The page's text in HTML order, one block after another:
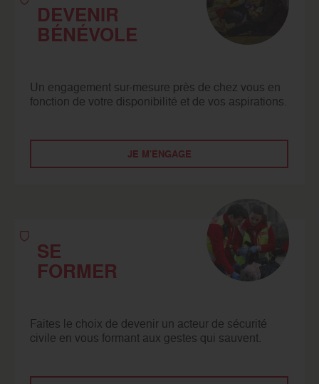
DEVENIR
BÉNÉVOLE
Un engagement sur-mesure près de chez vous en
fonction de votre disponibilité et de vos aspirations.
JE M'ENGAGE
SE
FORMER
Faites le choix de devenir un acteur de sécurité
civile en vous formant aux gestes qui sauvent.